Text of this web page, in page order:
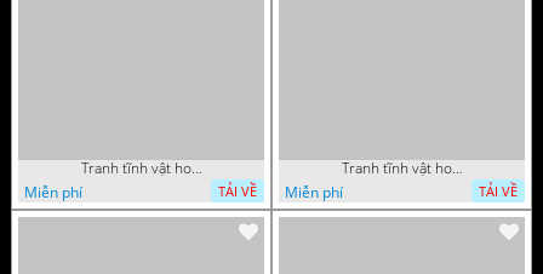
Tranh tĩnh vật hoa quả sơn dầu dán tường đẹp
Miễn phí
TẢI VỀ
Tranh tĩnh vật hoa quả sơn dầu trang trí tường đẹp
Miễn phí
TẢI VỀ